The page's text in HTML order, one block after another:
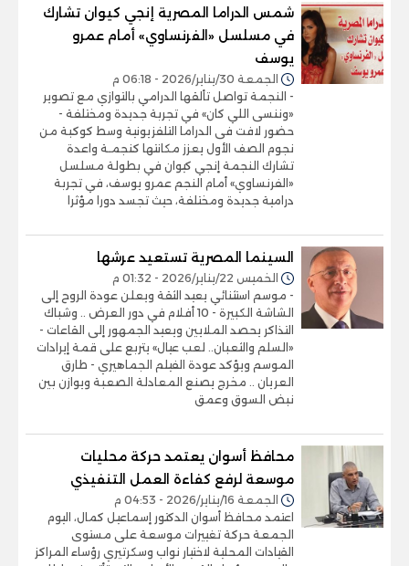
شمس الدراما المصرية إنجي كيوان تشارك
في مسلسل «الفرنساوي» أمام عمرو
يوسف
الجمعة 30/يناير/2026 - 06:18 م
- النجمة تواصل تألقها الدرامي بالتوازي مع تصوير
«وننسى اللي كان» في تجربة جديدة ومختلفة -
حضور لافت فى الدراما التلفزيونية وسط كوكبة من
نجوم الصف الأول يعزز مكانتها كنجمـة واعدة
تشارك النجمة إنجي كيوان في بطولة مسلسل
«الفرنساوي» أمام النجم عمرو يوسف، في تجربة
درامية جديدة ومختلفة، حيث تجسد دورا مؤثرا
السينما المصرية تستعيد عرشها
الخميس 22/يناير/2026 - 01:32 م
- موسم استثنائي يعيد الثقة ويعلن عودة الروح إلى
الشاشة الكبيرة - 10 أفلام في دور العرض .. وشباك
التذاكر يحصد الملايين ويعيد الجمهور إلى القاعات -
«السلم والثعبان.. لعب عيال» يتربع على قمة إيرادات
الموسم ويؤكد عودة الفيلم الجماهيري - طارق
العريان .. مخرج يصنع المعادلة الصعبة ويوازن بين
نبض السوق وعمق
محافظ أسوان يعتمد حركة محليات
موسعة لرفع كفاءة العمل التنفيذي
الجمعة 16/يناير/2026 - 04:53 م
اعتمد محافظ أسوان الدكتور إسماعيل كمال، اليوم
الجمعة حركة تغييرات موسعة على مستوى
القيادات المحلية لاختيار نواب وسكرتيري رؤساء المراكز